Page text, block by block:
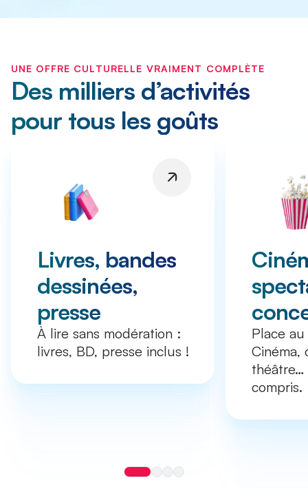
UNE OFFRE CULTURELLE VRAIMENT COMPLÈTE
Des milliers d’activités
pour tous les goûts
Livres, bandes
dessinées,
presse
À lire sans modération :
livres, BD, presse inclus !
Place
Cinéma,
compris.